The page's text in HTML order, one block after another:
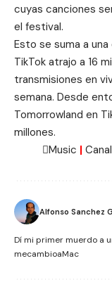
cuyas canciones
el festival.
Esto se suma a
TikTok atrajo a 16
transmisiones en
semana. Desde
Tomorrowland en
millones.
Music |
Alfonso Sanchez
Dí mi primer muerdo a
mecambioaMac